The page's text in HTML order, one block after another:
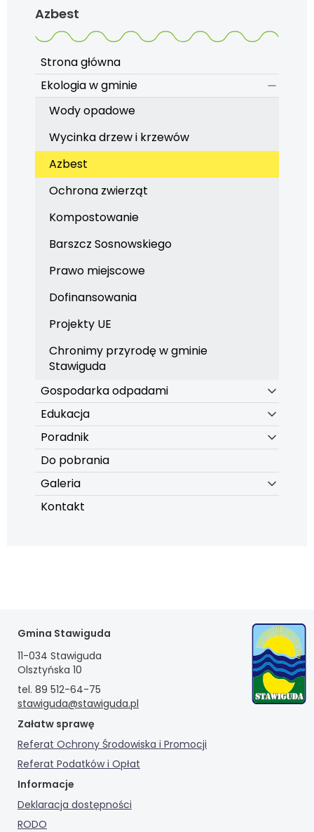
Azbest
Strona główna
Ekologia w gminie
Wody opadowe
Wycinka drzew i krzewów
Azbest
Ochrona zwierząt
Kompostowanie
Barszcz Sosnowskiego
Prawo miejscowe
Dofinansowania
Projekty UE
Chronimy przyrodę w gminie
Stawiguda
Gospodarka odpadami
Edukacja
Poradnik
Do pobrania
Galeria
Kontakt
Gmina Stawiguda
11-034 Stawiguda
Olsztyńska 10
tel. 89 512-64-75
stawiguda@stawiguda.pl
Załatw sprawę
Referat Ochrony Środowiska i Promocji
Referat Podatków i Opłat
Informacje
Deklaracja dostępności
RODO